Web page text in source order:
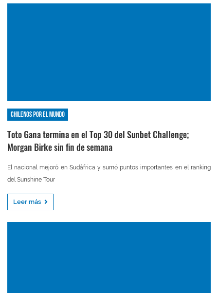
Chilenos por el mundo
Toto Gana termina en el Top 30 del Sunbet Challenge;
Morgan Birke sin fin de semana
El nacional mejoró en Sudáfrica y sumó puntos importantes en el ranking
del Sunshine Tour
Leer más